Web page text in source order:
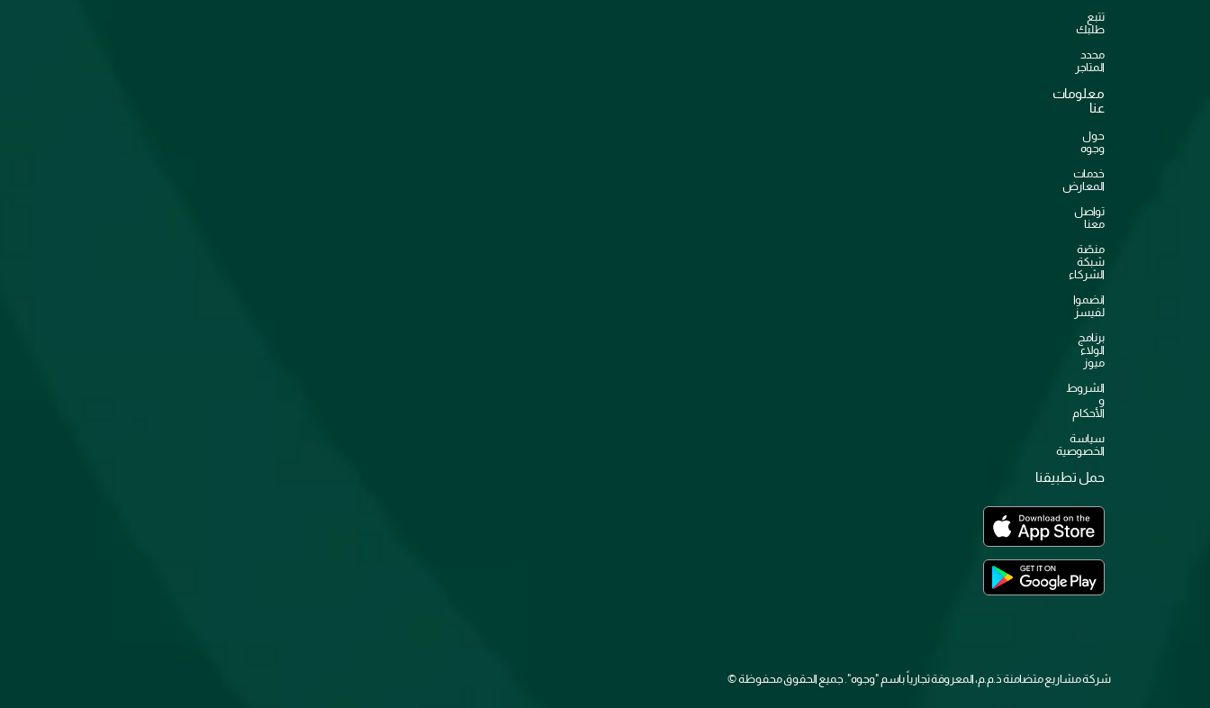
تتبع
طلبك
محدد
المتاجر
معلومات
عنا
حول
وجوه
خدمات
المعارض
تواصل
معنا
منصّة
شبكة
الشركاء
انضموا
لفيسز
برنامج
الولاء
ميوز
الشروط
و
الأحكام
سياسة
الخصوصية
حمل تطبيقنا
شركة مشاريع متضامنة ذ.م.م، المعروفة تجارياً باسم "وجوه". جميع الحقوق محفوظة ©